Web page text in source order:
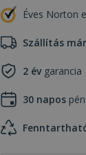
Éves Norton
Szállítás
2 évgarancia
30 napos